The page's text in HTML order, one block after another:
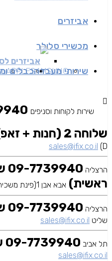
אביזרים
אביזרים
מכשירי סלולר
SAMSUNG
APPLE שירותי מעבדהכבלים
שירות לקוחות וסניפים
שלוחה 2 (חנות + זאפ)
D)
sales@ifix.co.il
הרצליה
ראשית) אבא אבן 1(פינת משכית)
הרצליה 09-7739940 שלוחה 3
שליט sales@ifix.co.il
תל אביב 09-7739940 שלוחה 4
sales@ifix.co.il